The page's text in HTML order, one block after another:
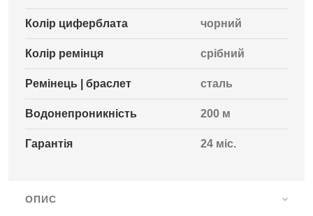
Колір циферблата чорний
Колір ремінця срібний
Ремінець | браслет сталь
Водонепроникність 200 м
Гарантія 24 міс.
ОПИС